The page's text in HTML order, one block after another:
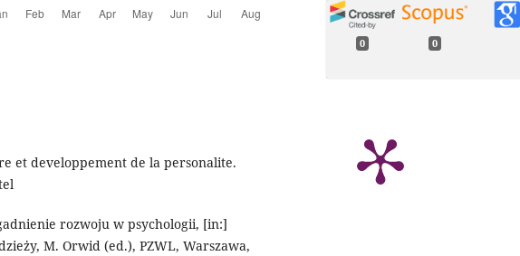
et developpement de la personalite.
rozwoju w psychologii, [in:]
M. Orwid (ed.), PZWL, Warszawa,
0 0